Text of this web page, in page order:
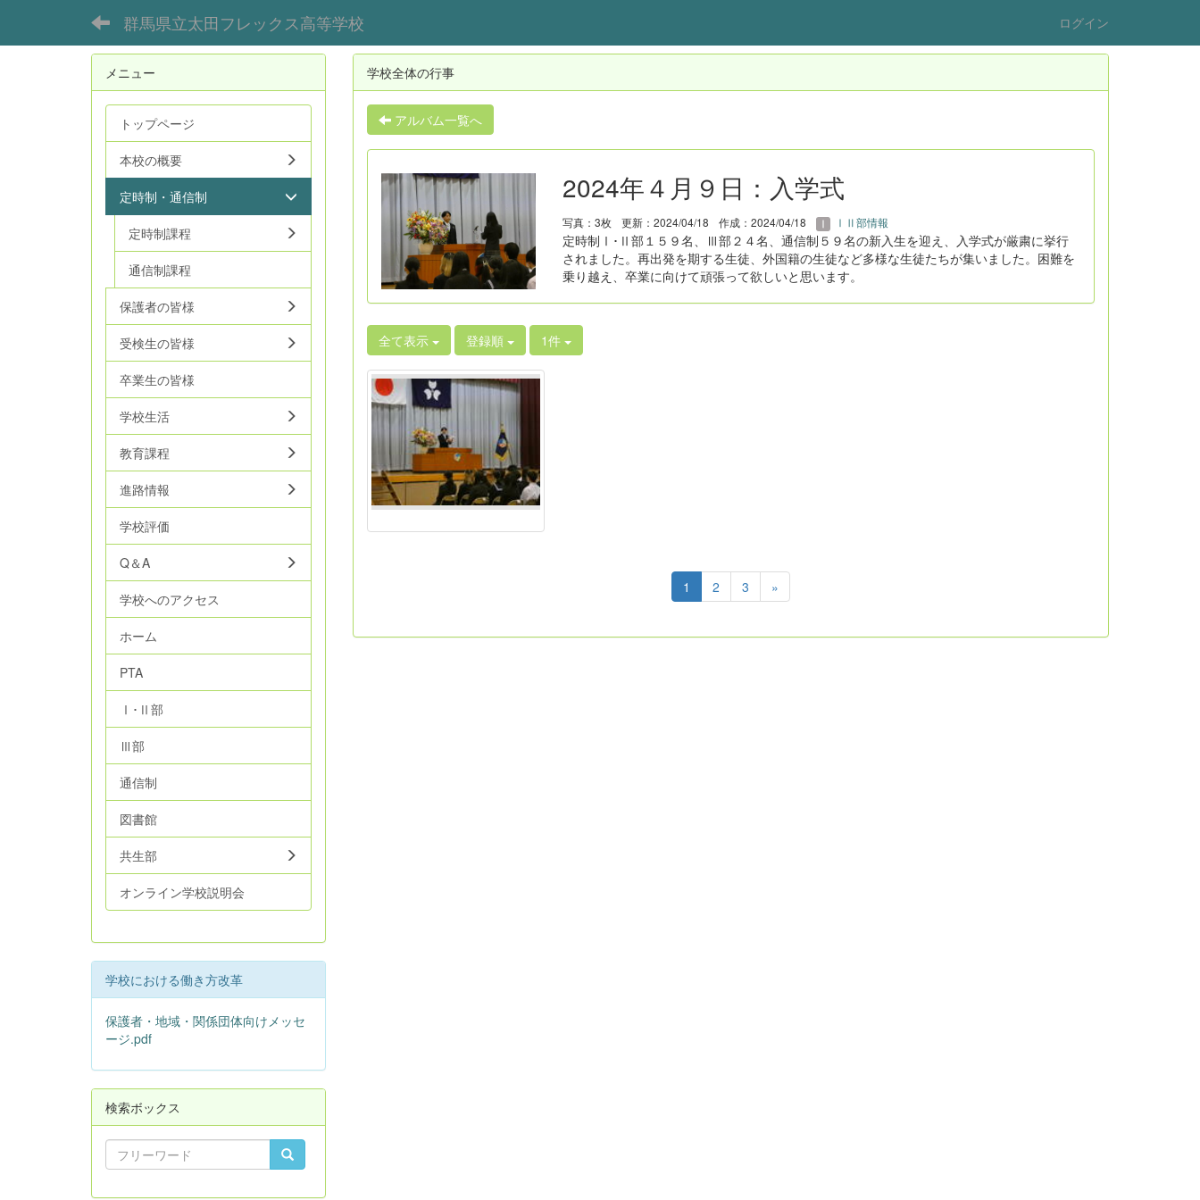
群馬県立太田フレックス高等学校 ログイン
学校全体の行事
アルバム一覧へ
2024年４月９日：入学式
写真：3枚 更新：2024/04/18 作成：2024/04/18 ⅠⅡ部情報
定時制Ⅰ･Ⅱ部１５９名、Ⅲ部２４名、通信制５９名の新入生を迎え、入学式が厳粛に挙行
されました。再出発を期する生徒、外国籍の生徒など多様な生徒たちが集いました。困難を
乗り越え、卒業に向けて頑張って欲しいと思います。
全て表示 登録順 1件
1 2 3 »
メニュー
トップページ
本校の概要
定時制・通信制
定時制課程
通信制課程
保護者の皆様
受検生の皆様
卒業生の皆様
学校生活
教育課程
進路情報
学校評価
Q＆A
学校へのアクセス
ホーム
PTA
Ⅰ･Ⅱ部
Ⅲ部
通信制
図書館
共生部
オンライン学校説明会
学校における働き方改革
保護者・地域・関係団体向けメッセ
ージ.pdf
検索ボックス